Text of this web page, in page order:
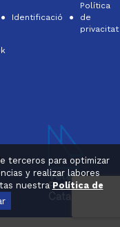
terceros para optimizar
y realizar labores
nuestra Política de
Identificació
Política
de
privacitat